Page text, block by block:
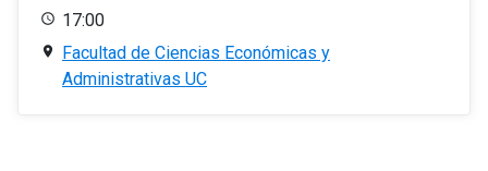
17:00
Facultad de Ciencias Económicas y
Administrativas UC